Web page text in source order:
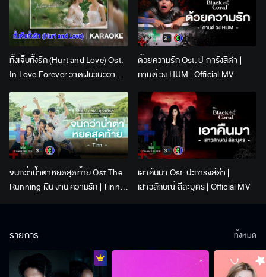
ทั้งเจ็บทั้งรัก (Hurt and Love) Ost.
In Love Forever วาดฝันวันวิวาห์ |
Lingling Kwong x Orm
Kornnaphat | Official Karaoke
ด้วยความรัก Ost. ปะการังสีดำ |
กานต์ วง HUM | Official MV
จนกว่าน้ำตาหยดสุดท้าย Ost.The
Running เงิน งาน ความรัก | Tinn |
เอาคืนมา Ost. ปะการังสีดำ |
เสาวลักษณ์ ลีละบุตร | Official MV
รายการ ทั้งหมด